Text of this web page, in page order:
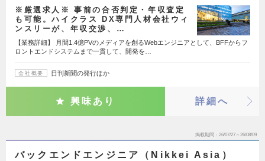
※厳選求人※ 事前の合否判定・年収査定
も可能。ハイクラス DX専門人材会社ウィ
ンスリーが、年収交渉、…
【業務詳細】 月間1.4億PVのメディアを創るWebエンジニアとして、BFFからフ
ロントエンドシステムまで一貫して、開発を…
会社概要 日刊新聞の発行ほか
興味あり 詳細へ
掲載期間 26/07/27～26/08/09
バックエンドエンジニア（Nikkei Asia）